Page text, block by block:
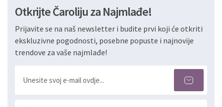
Otkrijte Čaroliju za Najmlađe!
Prijavite se na naš newsletter i budite prvi koji će otkriti
ekskluzivne pogodnosti, posebne popuste i najnovije
trendove za vaše najmlađe!